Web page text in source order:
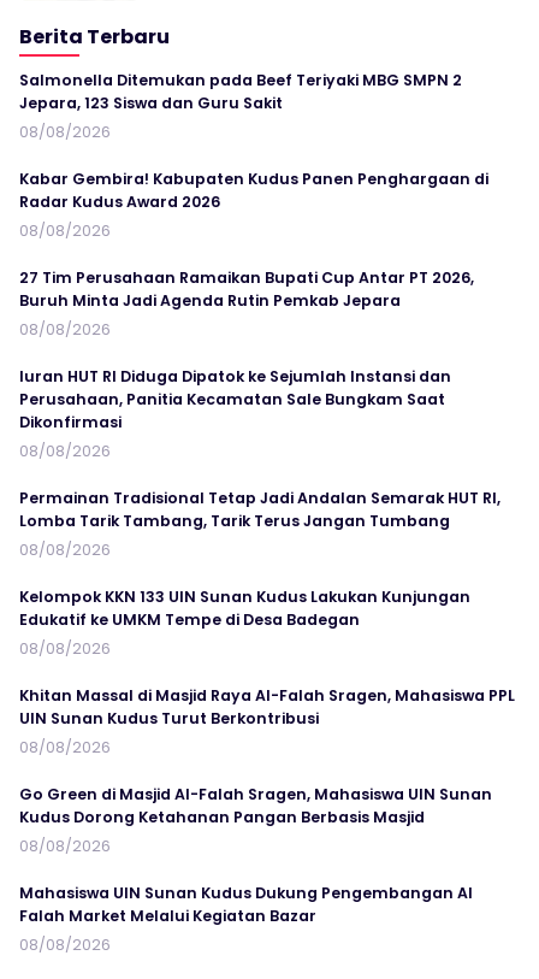
Berita Terbaru
Salmonella Ditemukan pada Beef Teriyaki MBG SMPN 2
Jepara, 123 Siswa dan Guru Sakit
08/08/2026
Kabar Gembira! Kabupaten Kudus Panen Penghargaan di
Radar Kudus Award 2026
08/08/2026
27 Tim Perusahaan Ramaikan Bupati Cup Antar PT 2026,
Buruh Minta Jadi Agenda Rutin Pemkab Jepara
08/08/2026
Iuran HUT RI Diduga Dipatok ke Sejumlah Instansi dan
Perusahaan, Panitia Kecamatan Sale Bungkam Saat
Dikonfirmasi
08/08/2026
Permainan Tradisional Tetap Jadi Andalan Semarak HUT RI,
Lomba Tarik Tambang, Tarik Terus Jangan Tumbang
08/08/2026
Kelompok KKN 133 UIN Sunan Kudus Lakukan Kunjungan
Edukatif ke UMKM Tempe di Desa Badegan
08/08/2026
Khitan Massal di Masjid Raya Al-Falah Sragen, Mahasiswa PPL
UIN Sunan Kudus Turut Berkontribusi
08/08/2026
Go Green di Masjid Al-Falah Sragen, Mahasiswa UIN Sunan
Kudus Dorong Ketahanan Pangan Berbasis Masjid
08/08/2026
Mahasiswa UIN Sunan Kudus Dukung Pengembangan Al
Falah Market Melalui Kegiatan Bazar
08/08/2026